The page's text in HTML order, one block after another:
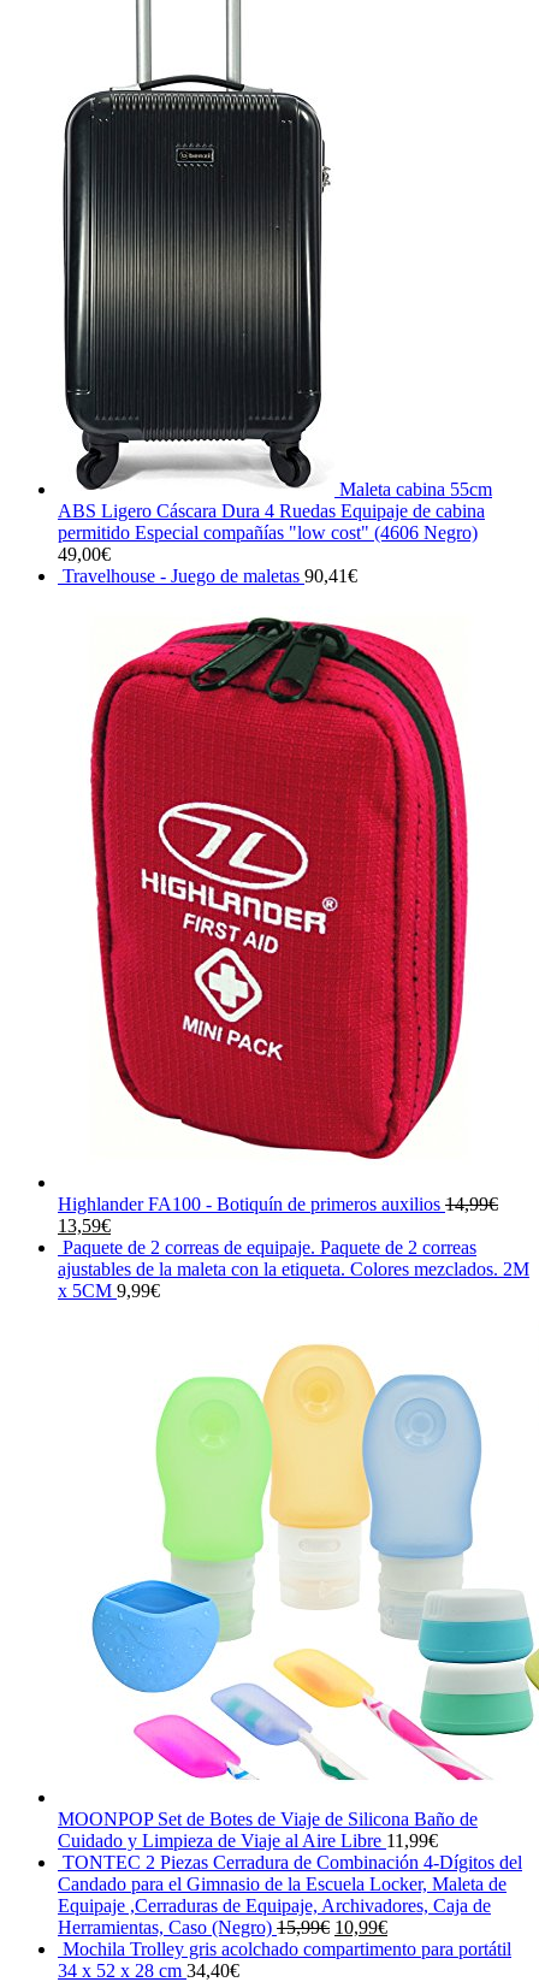
Maleta cabina 55cm
ABS Ligero Cáscara Dura 4 Ruedas Equipaje de cabina
permitido Especial compañías "low cost" (4606 Negro)
49,00€
Travelhouse - Juego de maletas 90,41€
Highlander FA100 - Botiquín de primeros auxilios 14,99€
El
precio
original
era:
13,59€El
precio
actual
es:
Paquete de 2 correas de equipaje. Paquete de 2 correas
ajustables de la maleta con la etiqueta. Colores mezclados. 2M
x 5CM 9,99€
MOONPOP Set de Botes de Viaje de Silicona Baño de
Cuidado y Limpieza de Viaje al Aire Libre 11,99€
TONTEC 2 Piezas Cerradura de Combinación 4-Dígitos del
Candado para el Gimnasio de la Escuela Locker, Maleta de
Equipaje ,Cerraduras de Equipaje, Archivadores, Caja de
Herramientas, Caso (Negro) 15,99€ El
precio
10,99€El
precio
Mochila Trolley gris acolchado compartimento para portátil
34 x 52 x 28 cm 34,40€